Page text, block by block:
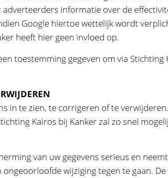
informatie over de
Google hiertoe wettelijk wordt
heeft hier geen invloed op.
toestemming gegeven om via
in te zien, te corrigeren of te
Kairos bij Kanker zal zo snel
van uw gegevens serieus en
wijziging tegen te gaan.